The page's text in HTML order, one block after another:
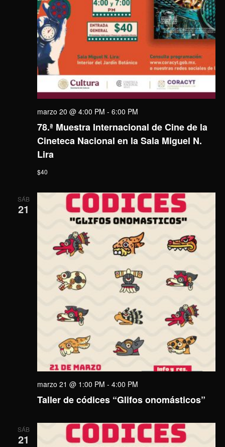
78.ª Muestra Internacional de Cine de la
Cineteca Nacional en la Sala Miguel N.
Lira
marzo 20 @ 4:00 PM - 6:00 PM
$40
SÁB
21
Taller de códices “Glifos onomásticos”
marzo 21 @ 1:00 PM - 4:00 PM
SÁB
21